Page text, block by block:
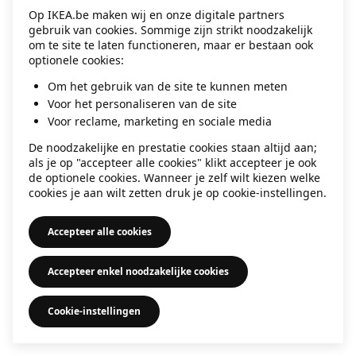
information).
Op IKEA.be maken wij en onze digitale partners
gebruik van cookies. Sommige zijn strikt noodzakelijk
om te site te laten functioneren, maar er bestaan ook
optionele cookies:
Om het gebruik van de site te kunnen meten
Voor het personaliseren van de site
Voor reclame, marketing en sociale media
De noodzakelijke en prestatie cookies staan altijd aan;
als je op "accepteer alle cookies" klikt accepteer je ook
de optionele cookies. Wanneer je zelf wilt kiezen welke
cookies je aan wilt zetten druk je op cookie-instellingen.
Accepteer alle cookies
Accepteer enkel noodzakelijke cookies
Cookie-instellingen